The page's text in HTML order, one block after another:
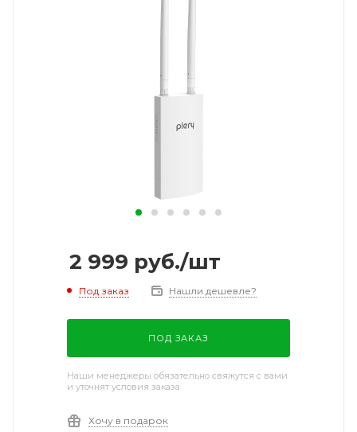
2 999 руб./шт
Под заказ Нашли дешевле?
ПОД ЗАКАЗ
Наши менеджеры обязательно свяжутся с вами
и уточнят условия заказа
Хочу в подарок